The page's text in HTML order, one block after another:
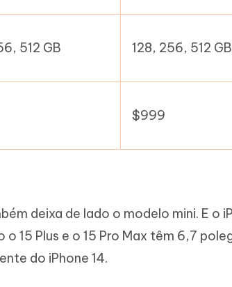
512 GB 128, 256, 512
$999
deixa de lado o modelo mini. E o
15 Plus e o 15 Pro Max têm 6,7
do iPhone 14.